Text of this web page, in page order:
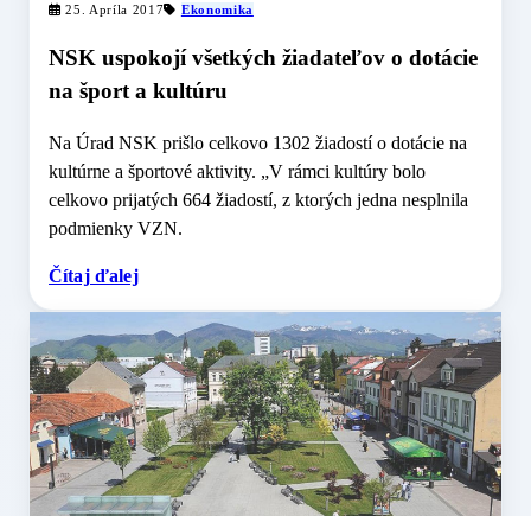
25. Apríla 2017 Ekonomika
NSK uspokojí všetkých žiadateľov o dotácie
na šport a kultúru
Na Úrad NSK prišlo celkovo 1302 žiadostí o dotácie na
kultúrne a športové aktivity. „V rámci kultúry bolo
celkovo prijatých 664 žiadostí, z ktorých jedna nesplnila
podmienky VZN.
Čítaj ďalej